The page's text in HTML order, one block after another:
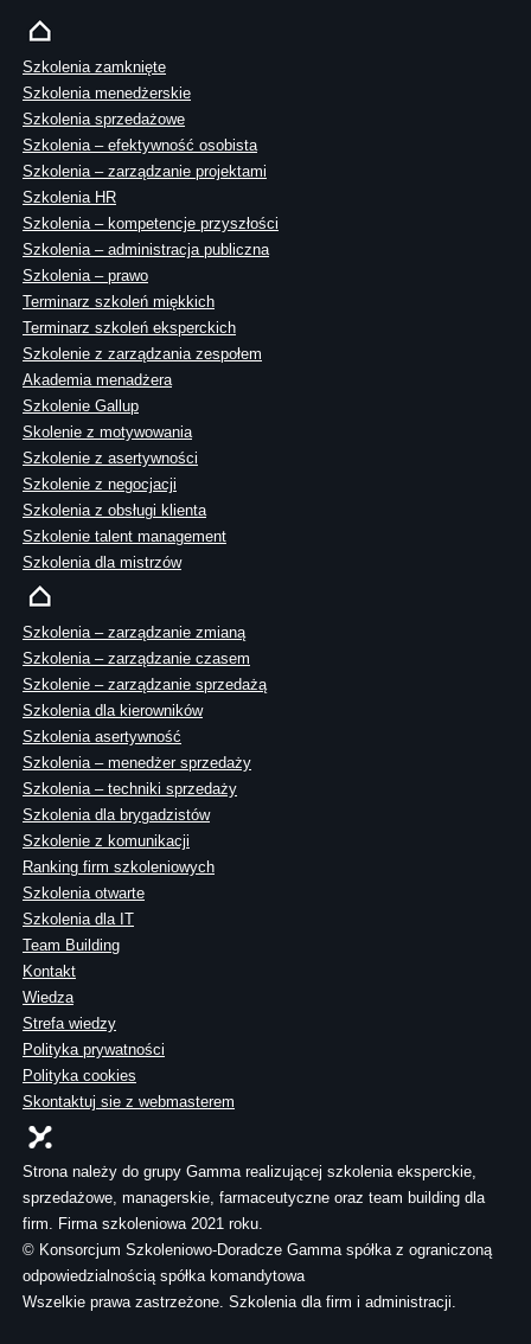
Szkolenia zamknięte
Szkolenia menedżerskie
Szkolenia sprzedażowe
Szkolenia – efektywność osobista
Szkolenia – zarządzanie projektami
Szkolenia HR
Szkolenia – kompetencje przyszłości
Szkolenia – administracja publiczna
Szkolenia – prawo
Terminarz szkoleń miękkich
Terminarz szkoleń eksperckich
Szkolenie z zarządzania zespołem
Akademia menadżera
Szkolenie Gallup
Skolenie z motywowania
Szkolenie z asertywności
Szkolenie z negocjacji
Szkolenia z obsługi klienta
Szkolenie talent management
Szkolenia dla mistrzów
Szkolenia – zarządzanie zmianą
Szkolenia – zarządzanie czasem
Szkolenie – zarządzanie sprzedażą
Szkolenia dla kierowników
Szkolenia asertywność
Szkolenia – menedżer sprzedaży
Szkolenia – techniki sprzedaży
Szkolenia dla brygadzistów
Szkolenie z komunikacji
Ranking firm szkoleniowych
Szkolenia otwarte
Szkolenia dla IT
Team Building
Kontakt
Wiedza
Strefa wiedzy
Polityka prywatności
Polityka cookies
Skontaktuj sie z webmasterem
Strona należy do grupy Gamma realizującej szkolenia eksperckie,
sprzedażowe, managerskie, farmaceutyczne oraz team building dla
firm. Firma szkoleniowa 2021 roku.
© Konsorcjum Szkoleniowo-Doradcze Gamma spółka z ograniczoną
odpowiedzialnością spółka komandytowa
Wszelkie prawa zastrzeżone. Szkolenia dla firm i administracji.